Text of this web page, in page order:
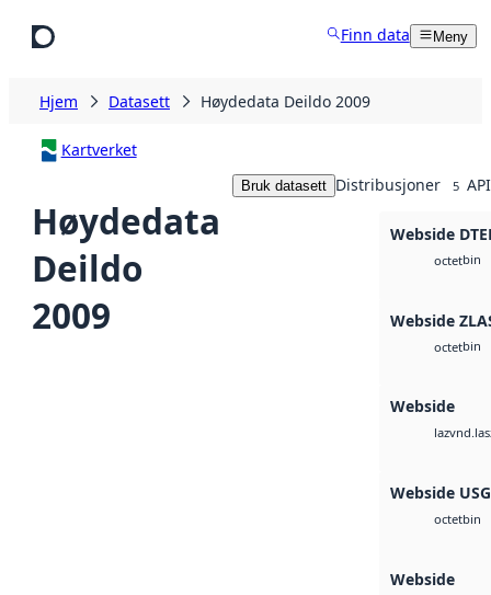
Finn data Meny
Hjem Datasett Høydedata Deildo 2009
Kartverket
Høydedata
Deildo
2009
Bruk datasett Distribusjoner 5
Webside
octetbin
Webside
octetbin
Webside
laz
Webside
octetbin
Webside